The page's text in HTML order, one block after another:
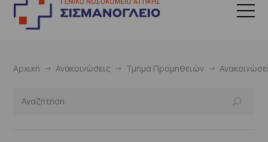
Αρχική Ανακοινώσεις Τμήμα Προμηθειών